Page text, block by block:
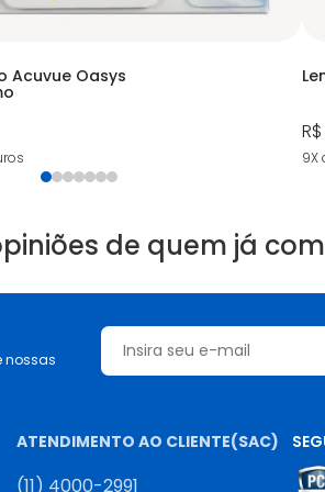
Acuvue Oasys
9X
de quem já
nossas
ATENDIMENTO AO CLIENTE(SAC)
(11) 4000-2991